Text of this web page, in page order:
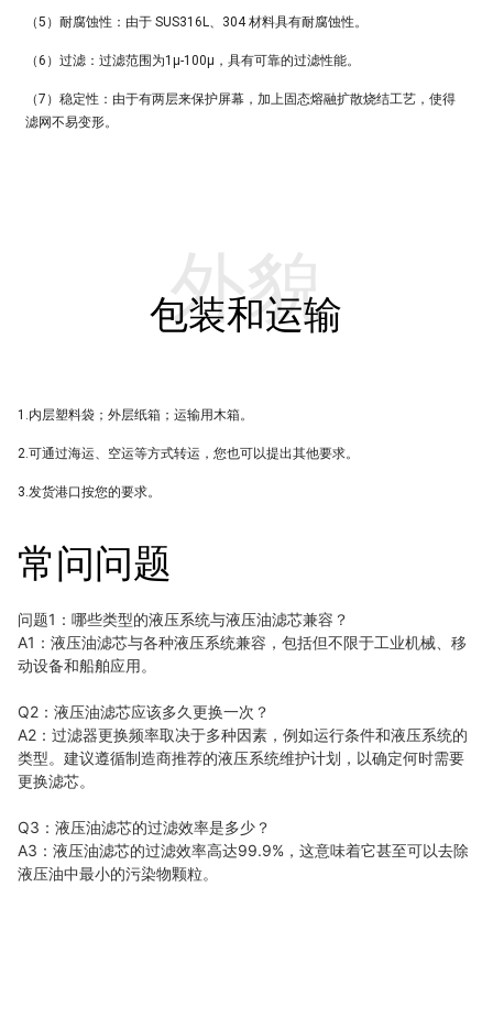
（5）耐腐蚀性：由于 SUS316L、304 材料具有耐腐蚀性。
（6）过滤：过滤范围为1μ-100μ，具有可靠的过滤性能。
（7）稳定性：由于有两层来保护屏幕，加上固态熔融扩散烧结工艺，使得
滤网不易变形。
包装和运输
外貌
1.内层塑料袋；外层纸箱；运输用木箱。
2.可通过海运、空运等方式转运，您也可以提出其他要求。
3.发货港口按您的要求。
常问问题
问题1：哪些类型的液压系统与液压油滤芯兼容？
A1：液压油滤芯与各种液压系统兼容，包括但不限于工业机械、移
动设备和船舶应用。
Q2：液压油滤芯应该多久更换一次？
A2：过滤器更换频率取决于多种因素，例如运行条件和液压系统的
类型。 建议遵循制造商推荐的液压系统维护计划，以确定何时需要
更换滤芯。
Q3：液压油滤芯的过滤效率是多少？
A3：液压油滤芯的过滤效率高达99.9%，这意味着它甚至可以去除
液压油中最小的污染物颗粒。